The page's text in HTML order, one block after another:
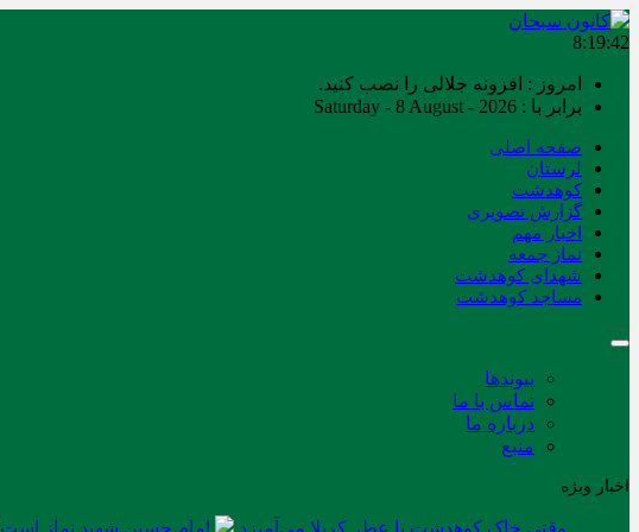
8:19:43
امروز : افزونه جلالی را نصب کنید.
برابر با : Saturday - 8 August - 2026
صفحه اصلی
لرستان
کوهدشت
گزارش تصویری
اخبار مهم
نماز جمعه
شهدای کوهدشت
مساجد کوهدشت
پیوندها
تماس با ما
درباره ما
منبع
اخبار ویژه
وقتی خاک کوهدشت با عطر کربلا می‌آمیزد امام حسین شهید نماز است